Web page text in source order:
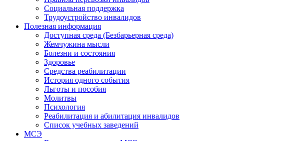
Социальная поддержка
Трудоустройство инвалидов
Полезная информация
Доступная среда (Безбарьерная среда)
Жемчужина мысли
Болезни и состояния
Здоровье
Средства реабилитации
История одного события
Льготы и пособия
Молитвы
Психология
Реабилитация и абилитация инвалидов
Список учебных заведений
МСЭ